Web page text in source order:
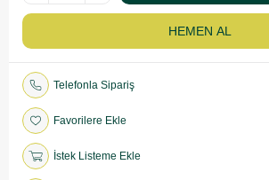
Telefonla Sipariş
Favorilere Ekle
İstek Listeme Ekle